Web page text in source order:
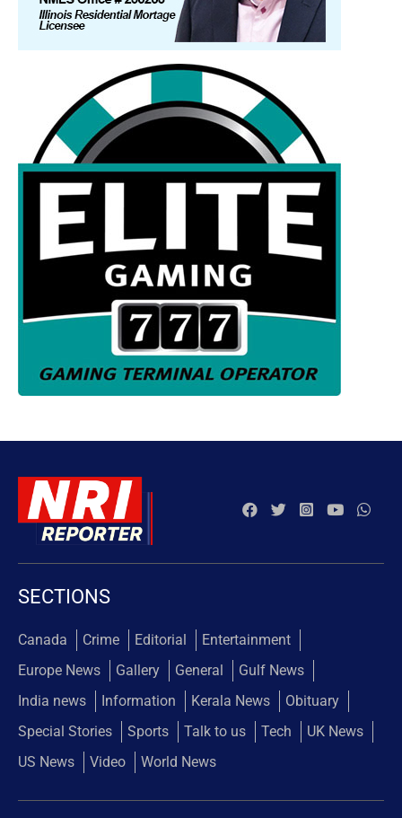
SECTIONS
Canada Crime Editorial
Entertainment
Europe News
Gallery General
Gulf News
India news
Information Kerala News
Obituary
Special Stories
Sports Talk to us Tech
UK News
US News
Video World News